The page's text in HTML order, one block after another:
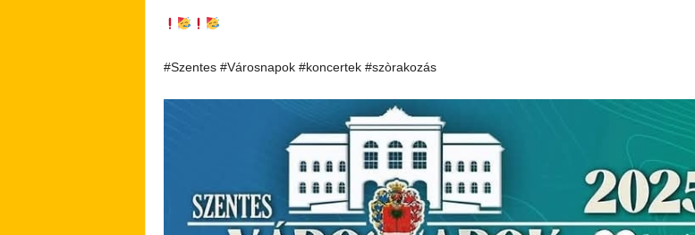
#Szentes #Városnapok #koncertek #szòrakozás